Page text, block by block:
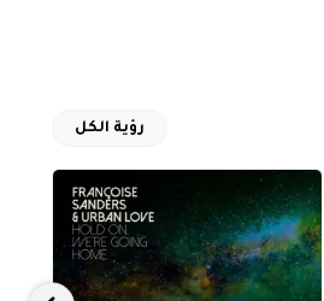
رؤية الكل